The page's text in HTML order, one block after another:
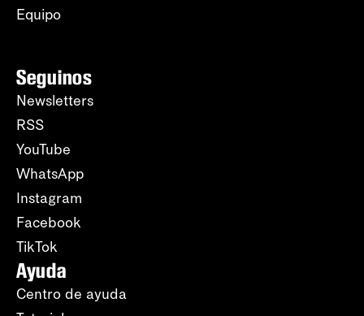
Equipo
Seguinos
Newsletters
RSS
YouTube
WhatsApp
Instagram
Facebook
TikTok
Ayuda
Centro de ayuda